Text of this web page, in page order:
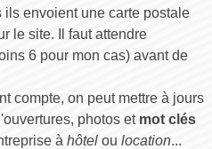
envoient une carte postale
le site. Il faut attendre
6 pour mon cas) avant de
compte, on peut mettre à jours
photos et mot clés
à hôtel ou location...